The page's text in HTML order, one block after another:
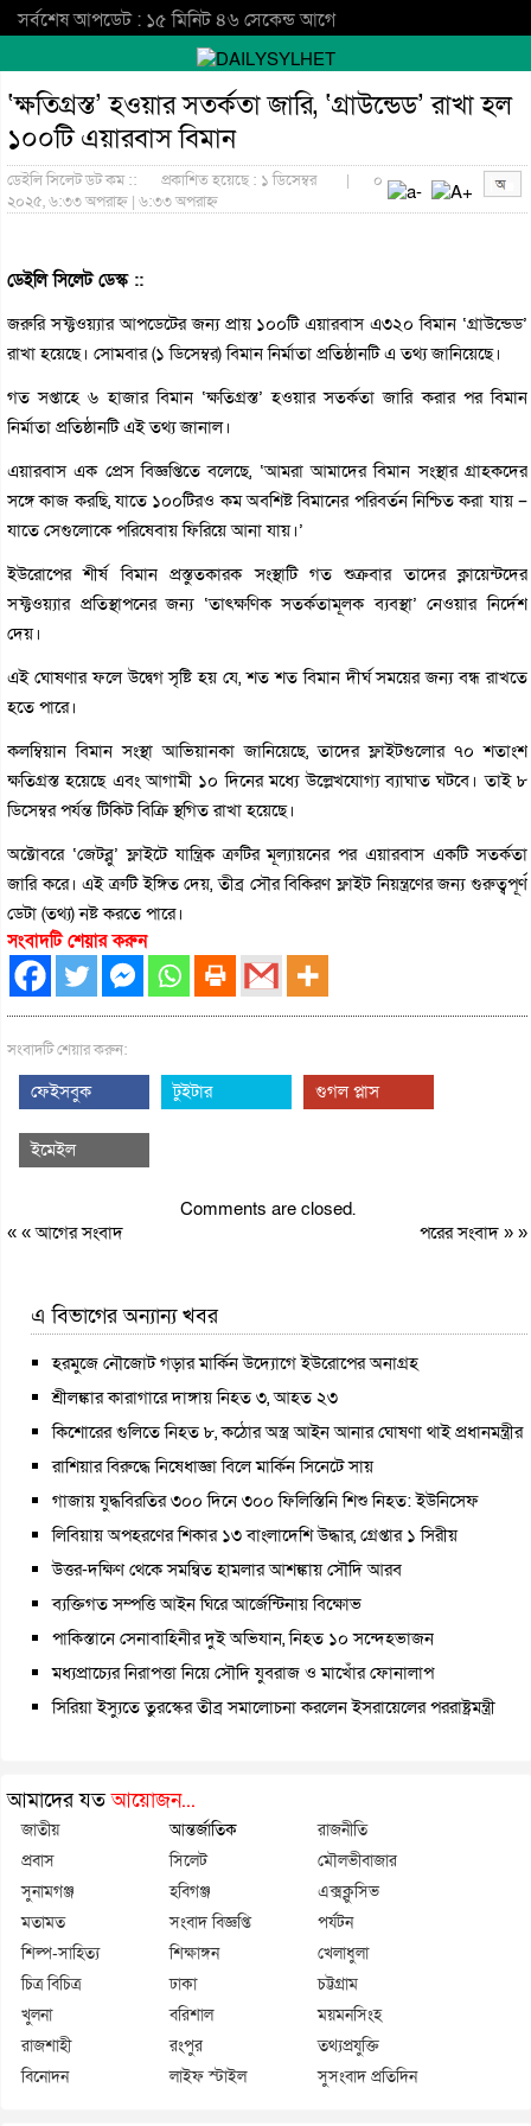
সর্বশেষ আপডেট : ১৫ মিনিট ৪৬ সেকেন্ড আগে
‘ক্ষতিগ্রস্ত’ হওয়ার সতর্কতা জারি, ‘গ্রাউন্ডেড’ রাখা হল
১০০টি এয়ারবাস বিমান
ডেইলি সিলেট ডট কম ::
প্রকাশিত হয়েছে : ১ ডিসেম্বর
২০২৫, ৬:৩৩ অপরাহ্ন | ৬:৩৩ অপরাহ্ন
| ০
ডেইলি সিলেট ডেস্ক ::
জরুরি সফ্টওয়্যার আপডেটের জন্য প্রায় ১০০টি এয়ারবাস এ৩২০ বিমান ‘গ্রাউন্ডেড’
রাখা হয়েছে। সোমবার (১ ডিসেম্বর) বিমান নির্মাতা প্রতিষ্ঠানটি এ তথ্য জানিয়েছে।
গত সপ্তাহে ৬ হাজার বিমান ‘ক্ষতিগ্রস্ত’ হওয়ার সতর্কতা জারি করার পর বিমান
নির্মাতা প্রতিষ্ঠানটি এই তথ্য জানাল।
এয়ারবাস এক প্রেস বিজ্ঞপ্তিতে বলেছে, ‘আমরা আমাদের বিমান সংস্থার গ্রাহকদের
সঙ্গে কাজ করছি, যাতে ১০০টিরও কম অবশিষ্ট বিমানের পরিবর্তন নিশ্চিত করা যায় –
যাতে সেগুলোকে পরিষেবায় ফিরিয়ে আনা যায়।’
ইউরোপের শীর্ষ বিমান প্রস্তুতকারক সংস্থাটি গত শুক্রবার তাদের ক্লায়েন্টদের
সফ্টওয়্যার প্রতিস্থাপনের জন্য ‘তাৎক্ষণিক সতর্কতামূলক ব্যবস্থা’ নেওয়ার নির্দেশ
দেয়।
এই ঘোষণার ফলে উদ্বেগ সৃষ্টি হয় যে, শত শত বিমান দীর্ঘ সময়ের জন্য বন্ধ রাখতে
হতে পারে।
কলম্বিয়ান বিমান সংস্থা আভিয়ানকা জানিয়েছে, তাদের ফ্লাইটগুলোর ৭০ শতাংশ
ক্ষতিগ্রস্ত হয়েছে এবং আগামী ১০ দিনের মধ্যে উল্লেখযোগ্য ব্যাঘাত ঘটবে। তাই ৮
ডিসেম্বর পর্যন্ত টিকিট বিক্রি স্থগিত রাখা হয়েছে।
অক্টোবরে ‘জেটব্লু’ ফ্লাইটে যান্ত্রিক ত্রুটির মূল্যায়নের পর এয়ারবাস একটি সতর্কতা
জারি করে। এই ত্রুটি ইঙ্গিত দেয়, তীব্র সৌর বিকিরণ ফ্লাইট নিয়ন্ত্রণের জন্য গুরুত্বপূর্ণ
ডেটা (তথ্য) নষ্ট করতে পারে।
সংবাদটি শেয়ার করুন
সংবাদটি শেয়ার করুন:
ফেইসবুক টুইটার গুগল প্লাস
ইমেইল
Comments are closed.
« «আগের সংবাদ পরের সংবাদ» »
এ বিভাগের অন্যান্য খবর
হরমুজে নৌজোট গড়ার মার্কিন উদ্যোগে ইউরোপের অনাগ্রহ
শ্রীলঙ্কার কারাগারে দাঙ্গায় নিহত ৩, আহত ২৩
কিশোরের গুলিতে নিহত ৮, কঠোর অস্ত্র আইন আনার ঘোষণা থাই প্রধানমন্ত্রীর
রাশিয়ার বিরুদ্ধে নিষেধাজ্ঞা বিলে মার্কিন সিনেটে সায়
গাজায় যুদ্ধবিরতির ৩০০ দিনে ৩০০ ফিলিস্তিনি শিশু নিহত: ইউনিসেফ
লিবিয়ায় অপহরণের শিকার ১৩ বাংলাদেশি উদ্ধার, গ্রেপ্তার ১ সিরীয়
উত্তর-দক্ষিণ থেকে সমন্বিত হামলার আশঙ্কায় সৌদি আরব
ব্যক্তিগত সম্পত্তি আইন ঘিরে আর্জেন্টিনায় বিক্ষোভ
পাকিস্তানে সেনাবাহিনীর দুই অভিযান, নিহত ১০ সন্দেহভাজন
মধ্যপ্রাচ্যের নিরাপত্তা নিয়ে সৌদি যুবরাজ ও মাখোঁর ফোনালাপ
সিরিয়া ইস্যুতে তুরস্কের তীব্র সমালোচনা করলেন ইসরায়েলের পররাষ্ট্রমন্ত্রী
আমাদের যতআয়োজন...
জাতীয় আন্তর্জাতিক
রাজনীতি
প্রবাস
সিলেট
মৌলভীবাজার
সুনামগঞ্জ
হবিগঞ্জ
এক্সক্লুসিভ
মতামত
সংবাদ বিজ্ঞপ্তি
পর্যটন
শিল্প-সাহিত্য
শিক্ষাঙ্গন
খেলাধুলা
চিত্র বিচিত্র
ঢাকা
চট্টগ্রাম
খুলনা
বরিশাল
ময়মনসিংহ
রাজশাহী
রংপুর
তথ্যপ্রযুক্তি
বিনোদন
লাইফ স্টাইল সুসংবাদ প্রতিদিন